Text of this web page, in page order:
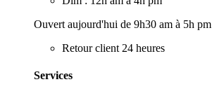
Ouvert aujourd'hui de 9h30 am à 5h pm
Retour client 24 heures
Services